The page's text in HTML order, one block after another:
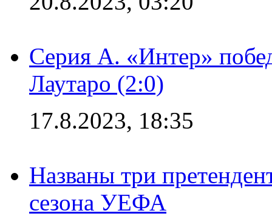
Серия А. «Интер»
Лаутаро (2:0)
17.8.2023, 18:35
Названы три
сезона УЕФА